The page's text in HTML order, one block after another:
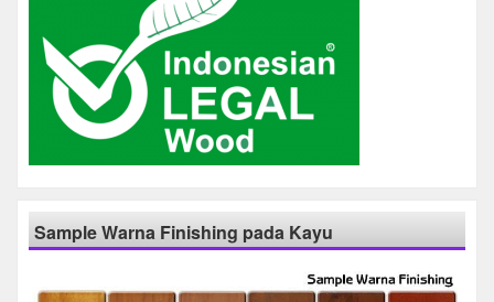
Sample Warna Finishing pada Kayu